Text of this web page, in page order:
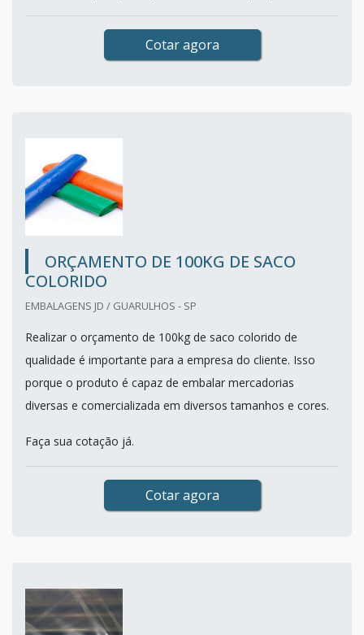
Cotar agora
ORÇAMENTO DE 100KG DE SACO
COLORIDO
EMBALAGENS JD / GUARULHOS - SP
Realizar o orçamento de 100kg de saco colorido de
qualidade é importante para a empresa do cliente. Isso
porque o produto é capaz de embalar mercadorias
diversas e comercializada em diversos tamanhos e cores.
Faça sua cotação já.
Cotar agora